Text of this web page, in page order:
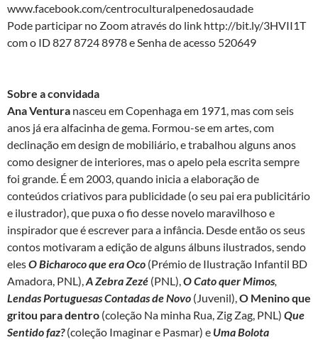
www.facebook.com/centroculturalpenedosaudade
Pode participar no Zoom através do link http://bit.ly/3HVII1T
com o ID 827 8724 8978 e Senha de acesso 520649
Sobre a convidada
Ana Ventura nasceu em Copenhaga em 1971, mas com seis
anos já era alfacinha de gema. Formou-se em artes, com
declinação em design de mobiliário, e trabalhou alguns anos
como designer de interiores, mas o apelo pela escrita sempre
foi grande. É em 2003, quando inicia a elaboração de
conteúdos criativos para publicidade (o seu pai era publicitário
e ilustrador), que puxa o fio desse novelo maravilhoso e
inspirador que é escrever para a infância. Desde então os seus
contos motivaram a edição de alguns álbuns ilustrados, sendo
elesO Bicharoco que era Oco (Prémio de Ilustração Infantil BD
Amadora, PNL), A Zebra Zezé (PNL), O Cato quer Mimos
Lendas Portuguesas Contadas de Novo (Juvenil), O Menino que
gritou para dentro (coleção Na minha Rua, Zig Zag, PNL) Que
Sentido faz?(coleção Imaginar e Pasmar) e Uma Bolota